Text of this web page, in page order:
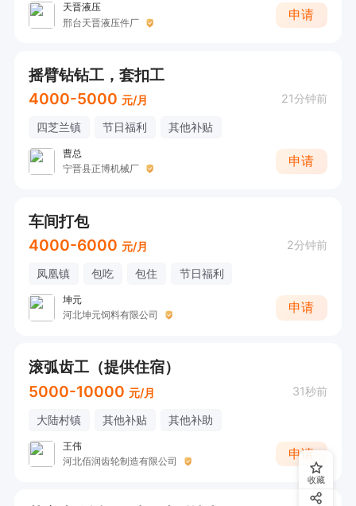
天晋液压
邢台天晋液压件厂
申请
摇臂钻钻工，套扣工
4000-5000 元/月 21分钟前
四芝兰镇 节日福利 其他补贴
曹总
宁晋县正博机械厂
申请
车间打包
4000-6000 元/月 2分钟前
凤凰镇 包吃 包住 节日福利
坤元
河北坤元饲料有限公司
申请
滚弧齿工（提供住宿）
5000-10000 元/月 31秒前
大陆村镇 其他补贴 其他补助
王伟
河北佰润齿轮制造有限公司
申请
收藏